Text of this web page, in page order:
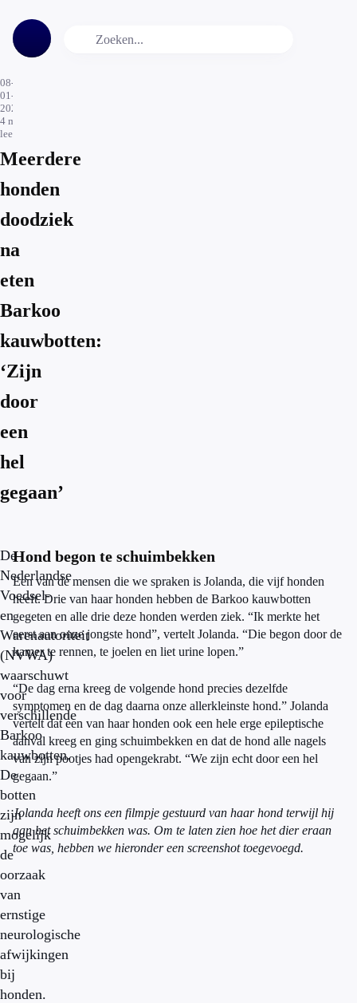
08-
01-
2025
4 min.
leestijd
Meerdere
honden
doodziek
na
eten
Barkoo
kauwbotten:
‘Zijn
door
een
hel
gegaan’
De
Nederlandse
Voedsel-
en
Warenautoriteit
(NVWA)
waarschuwt
voor
verschillende
Barkoo
kauwbotten.
De
botten
zijn
mogelijk
de
oorzaak
van
ernstige
neurologische
afwijkingen
bij
honden.
Hond begon te schuimbekken
Een van de mensen die we spraken is Jolanda, die vijf honden
heeft. Drie van haar honden hebben de Barkoo kauwbotten
gegeten en alle drie deze honden werden ziek. “Ik merkte het
eerst aan onze jongste hond”, vertelt Jolanda. “Die begon door de
kamer te rennen, te joelen en liet urine lopen.”
“De dag erna kreeg de volgende hond precies dezelfde
symptomen en de dag daarna onze allerkleinste hond.” Jolanda
vertelt dat een van haar honden ook een hele erge epileptische
aanval kreeg en ging schuimbekken en dat de hond alle nagels
van zijn pootjes had opengekrabt. “We zijn echt door een hel
gegaan.”
Jolanda heeft ons een filmpje gestuurd van haar hond terwijl hij
aan het schuimbekken was. Om te laten zien hoe het dier eraan
toe was, hebben we hieronder een screenshot toegevoegd.